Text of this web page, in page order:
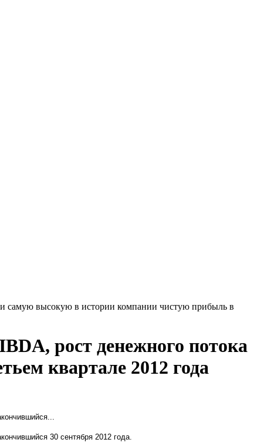
самую высокую в истории компании чистую прибыль в
рост денежного потока
квартале 2012 года
30 сентября 2012 года.